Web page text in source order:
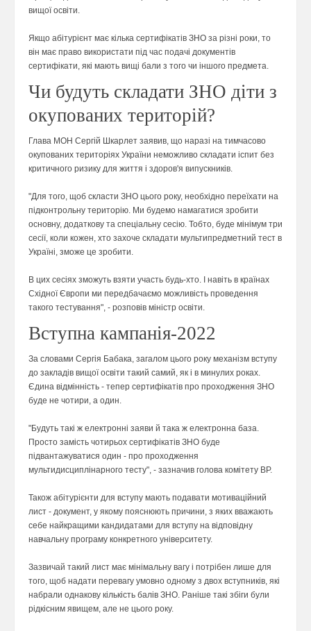
вищої освіти.
Якщо абітурієнт має кілька сертифікатів ЗНО за різні роки, то
він має право використати під час подачі документів
сертифікати, які мають вищі бали з того чи іншого предмета.
Чи будуть складати ЗНО діти з
окупованих територій?
Глава МОН Сергій Шкарлет заявив, що наразі на тимчасово
окупованих територіях України неможливо складати іспит без
критичного ризику для життя і здоров'я випускників.
"Для того, щоб скласти ЗНО цього року, необхідно переїхати на
підконтрольну територію. Ми будемо намагатися зробити
основну, додаткову та спеціальну сесію. Тобто, буде мінімум три
сесії, коли кожен, хто захоче складати мультипредметний тест в
Україні, зможе це зробити.
В цих сесіях зможуть взяти участь будь-хто. І навіть в країнах
Східної Європи ми передбачаємо можливість проведення
такого тестування", - розповів міністр освіти.
Вступна кампанія-2022
За словами Сергія Бабака, загалом цього року механізм вступу
до закладів вищої освіти такий самий, як і в минулих роках.
Єдина відмінність - тепер сертифікатів про проходження ЗНО
буде не чотири, а один.
"Будуть такі ж електронні заяви й така ж електронна база.
Просто замість чотирьох сертифікатів ЗНО буде
підвантажуватися один - про проходження
мультидисциплінарного тесту", - зазначив голова комітету ВР.
Також абітурієнти для вступу мають подавати мотиваційний
лист - документ, у якому пояснюють причини, з яких вважають
себе найкращими кандидатами для вступу на відповідну
навчальну програму конкретного університету.
Зазвичай такий лист має мінімальну вагу і потрібен лише для
того, щоб надати перевагу умовно одному з двох вступників, які
набрали однакову кількість балів ЗНО. Раніше такі збіги були
рідкісним явищем, але не цього року.